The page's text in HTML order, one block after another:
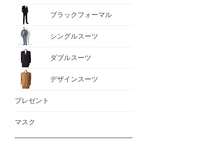
ブラックフォーマル
シングルスーツ
ダブルスーツ
デザインスーツ
プレゼント
マスク